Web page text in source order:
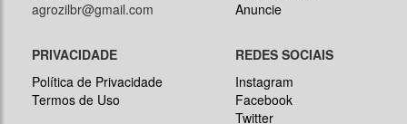
agrozilbr@gmail.com
Anuncie
PRIVACIDADE
Política de Privacidade
Termos de Uso
REDES SOCIAIS
Instagram
Facebook
Twitter